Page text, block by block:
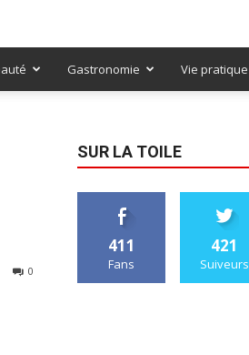
Gastronomie Vie pratique
0
SUR LA TOILE
411
Fans
421
Suiveurs